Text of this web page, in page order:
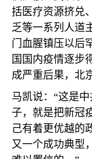
括医疗资源挤兑
乏等一系列人道
门血腥镇压以后
国国内疫情逐步
成严重后果，北
马凯说：“这是
子，就是把新冠
己有着更优越的
又一个成功典型